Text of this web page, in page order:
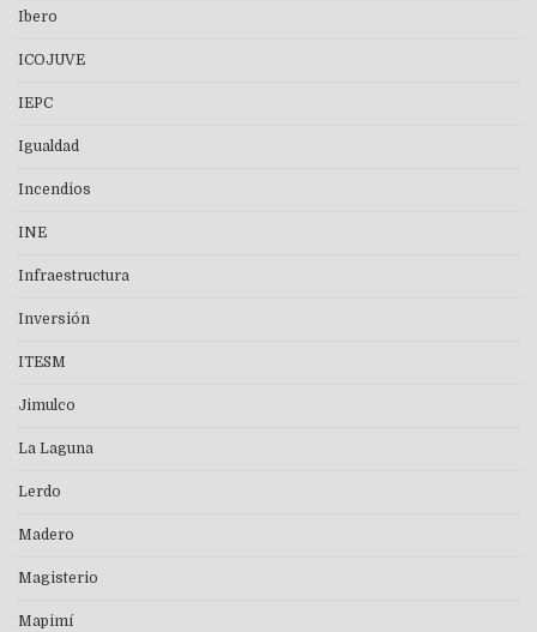
Ibero
ICOJUVE
IEPC
Igualdad
Incendios
INE
Infraestructura
Inversión
ITESM
Jimulco
La Laguna
Lerdo
Madero
Magisterio
Mapimí